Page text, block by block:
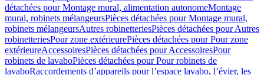
détachées pour Montage mural, alimentation autonomeMontage
mural, robinets mélangeursPièces détachées pour Montage mural,
robinets mélangeursAutres robinetteriesPièces détachées pour Autres
robinetteriesPour zone extérieurePièces détachées pour Pour zone
extérieureAccessoiresPièces détachées pour AccessoiresPour
robinets de lavaboPièces détachées pour Pour robinets de
lavaboRaccordements d’appareils pour l’espace lavabo, l’évier, les